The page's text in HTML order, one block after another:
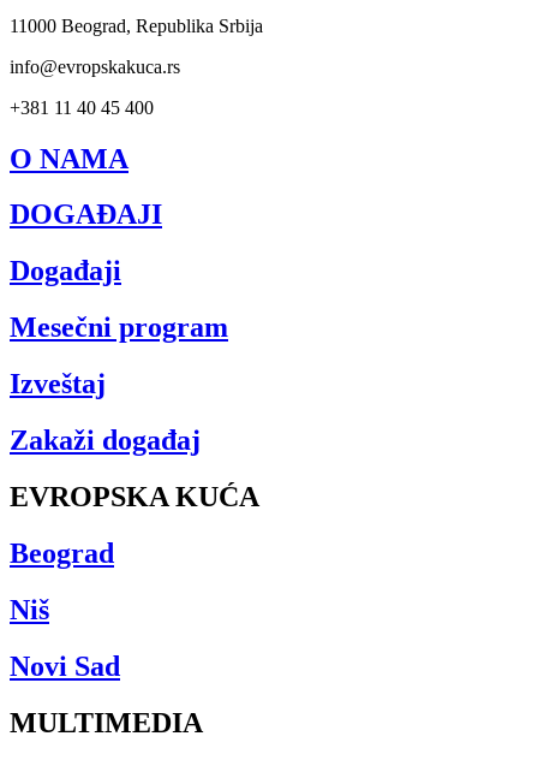
11000 Beograd, Republika Srbija
info@evropskakuca.rs
+381 11 40 45 400
O NAMA
DOGAĐAJI
Događaji
Mesečni program
Izveštaj
Zakaži događaj
EVROPSKA KUĆA
Beograd
Niš
Novi Sad
MULTIMEDIA